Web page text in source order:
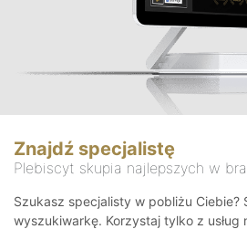
Znajdź specjalistę
Plebiscyt skupia najlepszych w
Szukasz specjalisty w pobliżu Ciebie?
wyszukiwarkę. Korzystaj tylko z usług